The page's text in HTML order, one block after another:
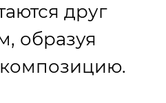
друг
образуя